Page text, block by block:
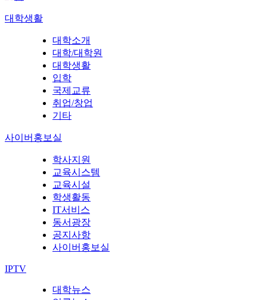
대학생활
대학소개
대학/대학원
대학생활
입학
국제교류
취업/창업
기타
사이버홍보실
학사지원
교육시스템
교육시설
학생활동
IT서비스
동서광장
공지사항
사이버홍보실
IPTV
대학뉴스